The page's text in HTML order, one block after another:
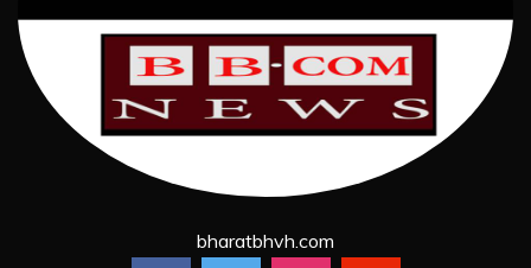
bharatbhvh.com